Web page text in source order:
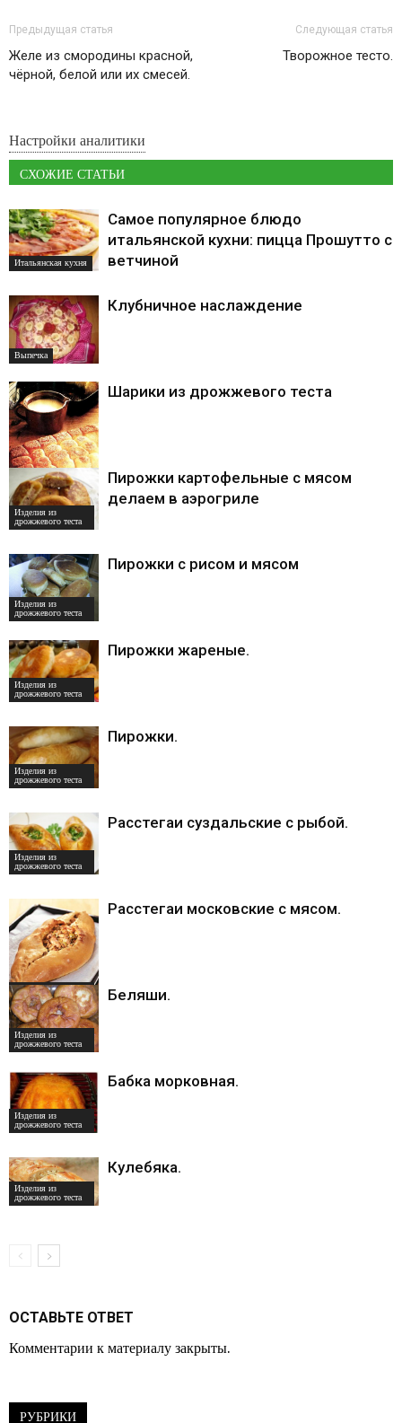
Предыдущая статья
Желе из смородины красной,
чёрной, белой или их смесей.
Следующая статья
Творожное тесто.
Настройки аналитики
СХОЖИЕ СТАТЬИ
Итальянская кухня
Самое популярное блюдо
итальянской кухни: пицца Прошутто с
ветчиной
Выпечка
Клубничное наслаждение
Изделия из
дрожжевого теста
Шарики из дрожжевого теста
Изделия из
дрожжевого теста
Пирожки картофельные с мясом
делаем в аэрогриле
Изделия из
дрожжевого теста
Пирожки с рисом и мясом
Изделия из
дрожжевого теста
Пирожки жареные.
Изделия из
дрожжевого теста
Пирожки.
Изделия из
дрожжевого теста
Расстегаи суздальские с рыбой.
Изделия из
дрожжевого теста
Расстегаи московские с мясом.
Изделия из
дрожжевого теста
Беляши.
Изделия из
дрожжевого теста
Бабка морковная.
Изделия из
дрожжевого теста
Кулебяка.
ОСТАВЬТЕ ОТВЕТ
Комментарии к материалу закрыты.
РУБРИКИ